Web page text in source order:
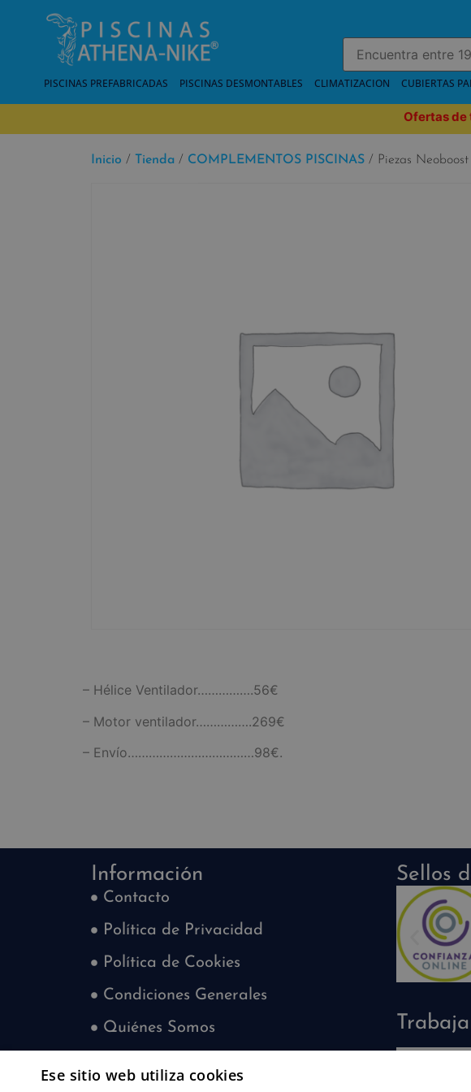
PISCINAS PREFABRICADAS PISCINAS DESMONTABLES CLIMATIZACION CUBIERTAS
Ofertas de
Inicio / Tienda / COMPLEMENTOS PISCINAS / Piezas Neoboost
– Hélice Ventilador…………….56€
– Motor ventilador…………….269€
– Envío………………………………98€.
Información
Contacto
Política de Privacidad
Política de Cookies
Condiciones Generales
Quiénes Somos
Sellos
Ese sitio web utiliza cookies